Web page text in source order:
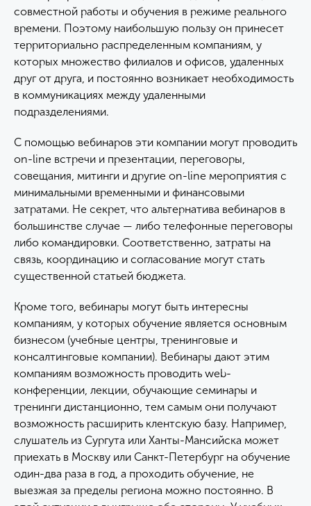
совместной работы и обучения в режиме реального
времени. Поэтому наибольшую пользу он принесет
территориально распределенным компаниям, у
которых множество филиалов и офисов, удаленных
друг от друга, и постоянно возникает необходимость
в коммуникациях между удаленными
подразделениями.
С помощью вебинаров эти компании могут проводить
on-line встречи и презентации, переговоры,
совещания, митинги и другие on-line мероприятия с
минимальными временными и финансовыми
затратами. Не секрет, что альтернатива вебинаров в
большинстве случае — либо телефонные переговоры
либо командировки. Соответственно, затраты на
связь, координацию и согласование могут стать
существенной статьей бюджета.
Кроме того, вебинары могут быть интересны
компаниям, у которых обучение является основным
бизнесом (учебные центры, тренинговые и
консалтинговые компании). Вебинары дают этим
компаниям возможность проводить web-
конференции, лекции, обучающие семинары и
тренинги дистанционно, тем самым они получают
возможность расширить клентскую базу. Например,
слушатель из Сургута или Ханты-Мансийска может
приехать в Москву или Санкт-Петербург на обучение
один-два раза в год, а проходить обучение, не
выезжая за пределы региона можно постоянно. В